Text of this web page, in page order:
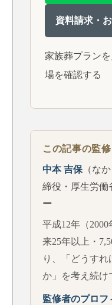
資料請求・
家族葬プランを
場を確認する
この記事の監修
中本 吉保 （な
締役・厚生労働
ー
平成12年（
来25年以上・
り、「どうす
か」を考え続け
監修者のプロ